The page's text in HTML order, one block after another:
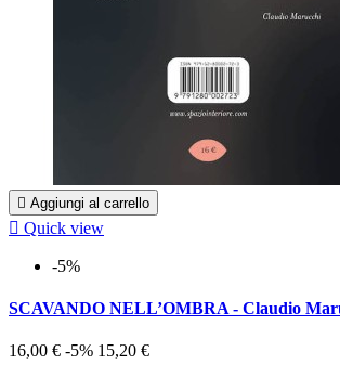
 Aggiungi al carrello
 Quick view
-5%
SCAVANDO NELL’OMBRA - Claudio
16,00 € -5% 15,20 €